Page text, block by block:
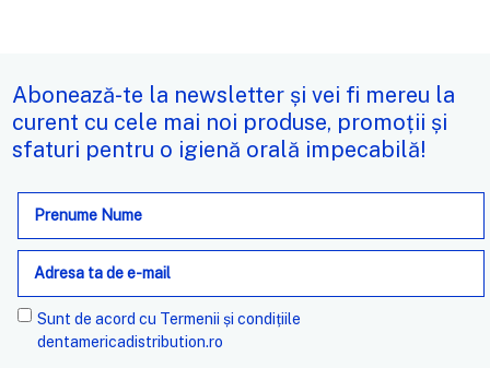
Abonează-te la newsletter și vei fi mereu la
curent cu cele mai noi produse, promoții și
sfaturi pentru o igienă orală impecabilă!
Adresa
e-
mail
Sunt de acord cu Termenii și condițiile
dentamericadistribution.ro